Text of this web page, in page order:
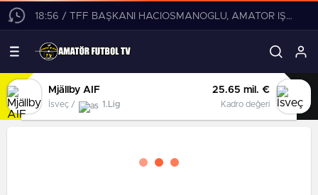
18:56 / TFF BAŞKANI HACIOSMANOĞLU, AMATÖR İŞLER KURULU İLE RİVA’DA BİR ARAYA GELDİ
Mjällby AIF
İsveç / 1.Lig
25.65 mil. €
Kadro değeri